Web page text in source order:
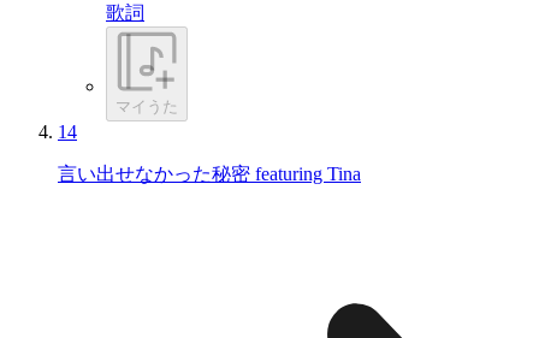
歌詞
マイうた
14
言い出せなかった秘密 featuring Tina